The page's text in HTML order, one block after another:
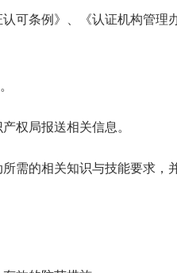
可条例》、《认证机构管理
权局报送相关信息。
需的相关知识与技能要求，